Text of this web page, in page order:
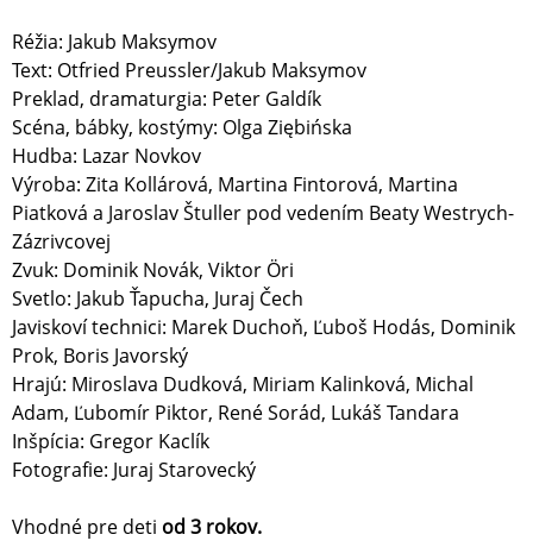
Réžia: Jakub Maksymov
Text: Otfried Preussler/Jakub Maksymov
Preklad, dramaturgia: Peter Galdík
Scéna, bábky, kostýmy: Olga Ziębińska
Hudba: Lazar Novkov
Výroba: Zita Kollárová, Martina Fintorová, Martina
Piatková a Jaroslav Štuller pod vedením Beaty Westrych-
Zázrivcovej
Zvuk: Dominik Novák, Viktor Öri
Svetlo: Jakub Ťapucha, Juraj Čech
Javiskoví technici: Marek Duchoň, Ľuboš Hodás, Dominik
Prok, Boris Javorský
Hrajú: Miroslava Dudková, Miriam Kalinková, Michal
Adam, Ľubomír Piktor, René Sorád, Lukáš Tandara
Inšpícia: Gregor Kaclík
Fotografie: Juraj Starovecký
Vhodné pre deti od 3 rokov.